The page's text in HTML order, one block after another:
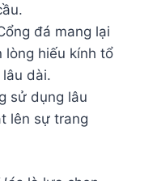
đá mang lại
lòng hiếu kính tổ
dài.
sử dụng lâu
lên sự trang